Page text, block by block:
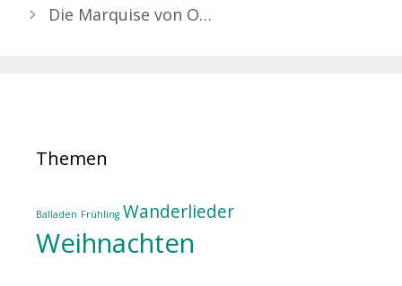
Die Marquise von O…
Themen
Balladen Frühling Wanderlieder
Weihnachten